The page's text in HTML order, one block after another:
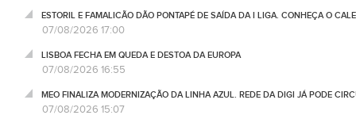
ESTORIL E FAMALICÃO DÃO PONTAPÉ DE SAÍDA DA I LIGA. CONHEÇA O
07/08/2026 17:00
LISBOA FECHA EM QUEDA E DESTOA DA EUROPA
07/08/2026 16:55
MEO FINALIZA MODERNIZAÇÃO DA LINHA AZUL. REDE DA DIGI JÁ PODE
07/08/2026 15:07